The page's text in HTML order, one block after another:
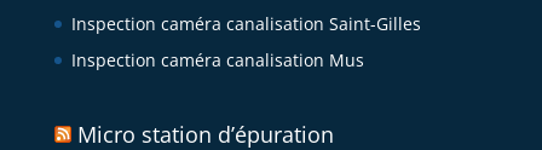
Inspection caméra canalisation Saint-Gilles
Inspection caméra canalisation Mus
Micro station d’épuration